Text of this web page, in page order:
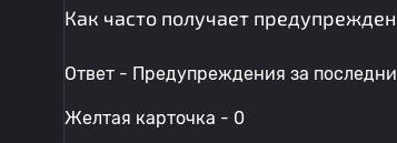
Как часто получает
Ответ - Предупреждения за
Желтая карточка - 0